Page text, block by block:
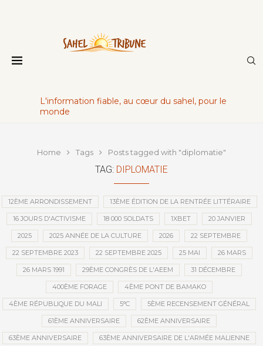
L'information fiable, au cœur du sahel, pour le
monde
Home Tags Posts tagged with "diplomatie"
TAG: DIPLOMATIE
12ÈME ARRONDISSEMENT 13ÈME ÉDITION DE LA RENTRÉE LITTÉRAIRE
16 JOURS D'ACTIVISME 18 000 SOLDATS 1XBET 20 JANVIER
2025 2025 ANNÉE DE LA CULTURE 2026 22 SEPTEMBRE
22 SEPTEMBRE 2023 22 SEPTEMBRE 2025 25 MAI 26 MARS
26 MARS 1991 29ÈME CONGRÈS DE L'AEEM 31 DÉCEMBRE
400ÈME FORAGE 4ÈME PONT DE BAMAKO
4ÈME RÉPUBLIQUE DU MALI 5°C 5ÈME RECENSEMENT GÉNÉRAL
61ÈME ANNIVERSAIRE 62ÈME ANNIVERSAIRE
63ÈME ANNIVERSAIRE 63ÈME ANNIVERSAIRE DE L'ARMÉE MALIENNE